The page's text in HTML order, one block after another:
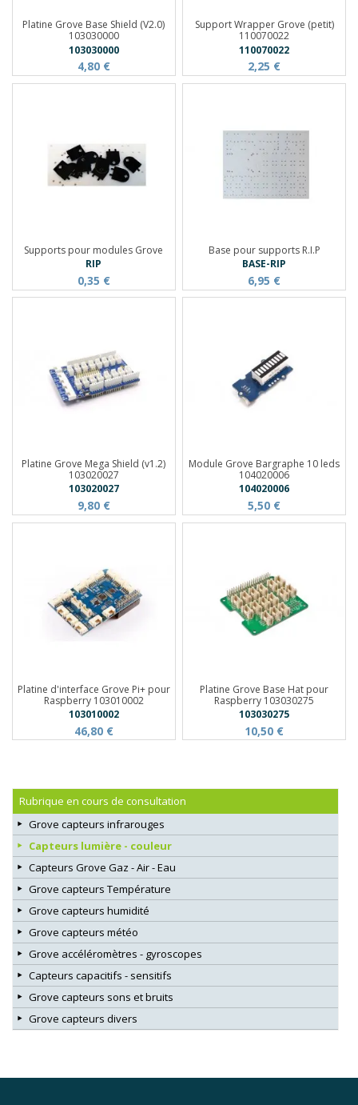
Platine Grove Base Shield (V2.0)
103030000
103030000
4,80 €
Support Wrapper Grove (petit)
110070022
110070022
2,25 €
Supports pour modules Grove
RIP
0,35 €
Base pour supports R.I.P
BASE-RIP
6,95 €
Platine Grove Mega Shield (v1.2)
103020027
103020027
9,80 €
Module Grove Bargraphe 10 leds
104020006
104020006
5,50 €
Platine d'interface Grove Pi+ pour
Raspberry 103010002
103010002
46,80 €
Platine Grove Base Hat pour
Raspberry 103030275
103030275
10,50 €
Rubrique en cours de consultation
Grove capteurs infrarouges
Capteurs lumière - couleur
Capteurs Grove Gaz - Air - Eau
Grove capteurs Température
Grove capteurs humidité
Grove capteurs météo
Grove accéléromètres - gyroscopes
Capteurs capacitifs - sensitifs
Grove capteurs sons et bruits
Grove capteurs divers